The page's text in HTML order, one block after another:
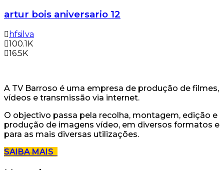
artur bois aniversario 12
hfsilva
100.1K
16.5K
A TV Barroso é uma empresa de produção de filmes,
vídeos e transmissão via internet.
O objectivo passa pela recolha, montagem, edição e
produção de imagens vídeo, em diversos formatos e
para as mais diversas utilizações.
SAIBA MAIS